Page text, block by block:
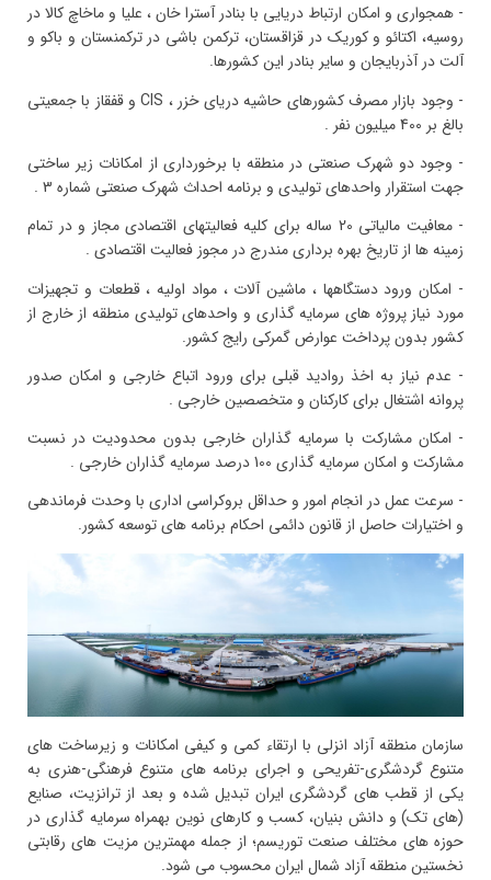
- همجواری و امکان ارتباط دریایی با بنادر آسترا خان ، علیا و ماخاچ کالا در
روسیه، اکتائو و کوریک در قزاقستان، ترکمن باشی در ترکمنستان و باکو و
آلت در آذربایجان و سایر بنادر این کشورها.
- وجود بازار مصرف کشورهای حاشیه دریای خزر ، CIS و قفقاز با جمعیتی
بالغ بر 400 میلیون نفر .
- وجود دو شهرک صنعتی در منطقه با برخورداری از امکانات زیر ساختی
جهت استقرار واحدهای تولیدی و برنامه احداث شهرک صنعتی شماره 3 .
- معافیت مالیاتی 20 ساله برای کلیه فعالیتهای اقتصادی مجاز و در تمام
زمینه ها از تاریخ بهره برداری مندرج در مجوز فعالیت اقتصادی .
- امکان ورود دستگاهها ، ماشین آلات ، مواد اولیه ، قطعات و تجهیزات
مورد نیاز پروژه های سرمایه گذاری و واحدهای تولیدی منطقه از خارج از
کشور بدون پرداخت عوارض گمرکی رایج کشور.
- عدم نیاز به اخذ روادید قبلی برای ورود اتباع خارجی و امکان صدور
پروانه اشتغال برای کارکنان و متخصصین خارجی .
- امکان مشارکت با سرمایه گذاران خارجی بدون محدودیت در نسبت
مشارکت و امکان سرمایه گذاری 100 درصد سرمایه گذاران خارجی .
- سرعت عمل در انجام امور و حداقل بروکراسی اداری با وحدت فرماندهی
و اختیارات حاصل از قانون دائمی احکام برنامه های توسعه کشور.
سازمان منطقه آزاد انزلی با ارتقاء کمی و کیفی امکانات و زیرساخت های
متنوع گردشگری-تفریحی و اجرای برنامه های متنوع فرهنگی-هنری به
یکی از قطب های گردشگری ایران تبدیل شده و بعد از ترانزیت، صنایع
(های تک) و دانش بنیان، کسب و کارهای نوین بهمراه سرمایه گذاری در
حوزه های مختلف صنعت توریسم؛ از جمله مهمترین مزیت های رقابتی
نخستین منطقه آزاد شمال ایران محسوب می شود.